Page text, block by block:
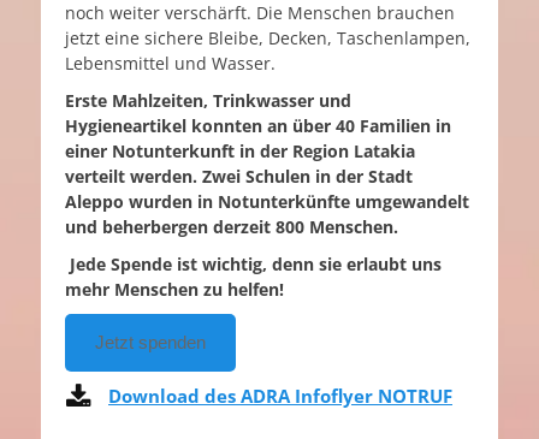
noch weiter verschärft. Die Menschen brauchen
jetzt eine sichere Bleibe, Decken, Taschenlampen,
Lebensmittel und Wasser.
Erste Mahlzeiten, Trinkwasser und
Hygieneartikel konnten an über 40 Familien in
einer Notunterkunft in der Region Latakia
verteilt werden. Zwei Schulen in der Stadt
Aleppo wurden in Notunterkünfte umgewandelt
und beherbergen derzeit 800 Menschen.
Jede Spende ist wichtig, denn sie erlaubt uns
mehr Menschen zu helfen!
Jetzt spenden
Download des ADRA Infoflyer NOTRUF